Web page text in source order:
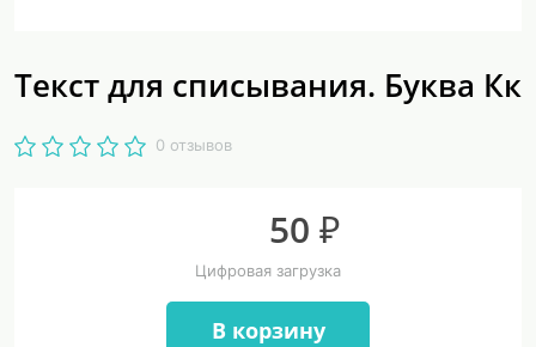
Текст для списывания. Буква Кк
0 отзывов
50 ₽
Цифровая загрузка
В корзину